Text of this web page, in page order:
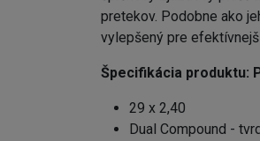
pretekov. Podobne ako
vylepšený pre
Špecifikácia produktu:
29 x 2,40
Dual Compound -